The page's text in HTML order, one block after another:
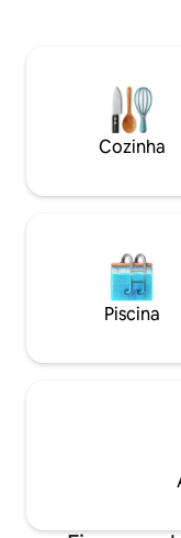
sem fumaça,
mediante
cup/gotejamento.
fornecemos varas
alugar. Cães são
Cozinha
Piscina